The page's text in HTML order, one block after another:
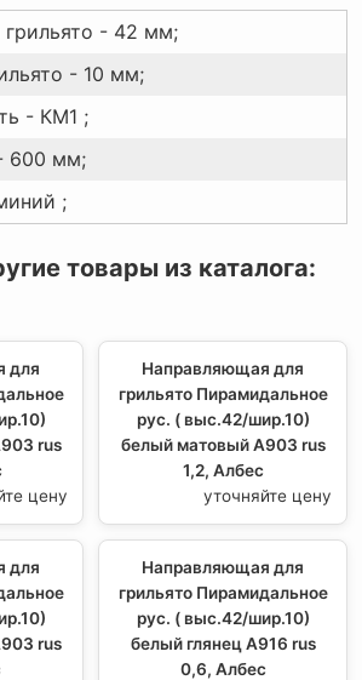
- 42 мм;
- 10 мм;
- КМ1 ;
600 мм;
;
товары из каталога:
для
rus
цену
Направляющая для
грильято Пирамидальное
рус. ( выс.42/шир.10)
белый матовый А903 rus
1,2, Албес
уточняйте цену
для
rus
Направляющая для
грильято Пирамидальное
рус. ( выс.42/шир.10)
белый глянец А916 rus
0,6, Албес